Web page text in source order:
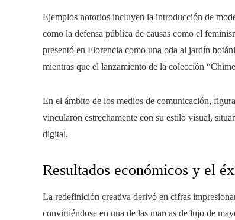
Ejemplos notorios incluyen la introducción de
como la defensa pública de causas como el
presentó en Florencia como una oda al jardín
mientras que el lanzamiento de la colección
En el ámbito de los medios de comunicación,
vincularon estrechamente con su estilo visual,
digital.
Resultados económicos y el
La redefinición creativa derivó en cifras
convirtiéndose en una de las marcas de lujo de